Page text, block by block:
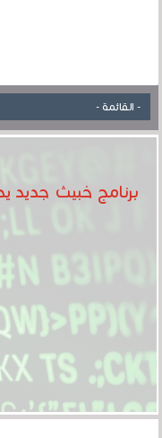
برنامج خبيث جديد